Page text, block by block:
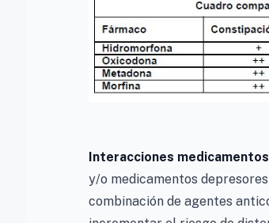
Interacciones
y/o medicamentos
combinación de agentes